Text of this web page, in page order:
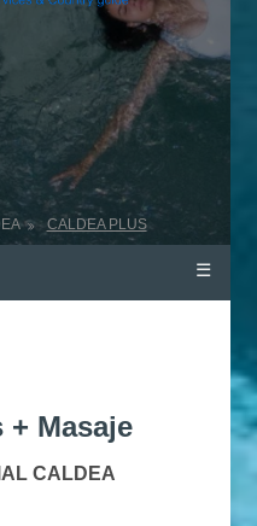
CALDEA PLUS
☰
+ Masaje
CALDEA